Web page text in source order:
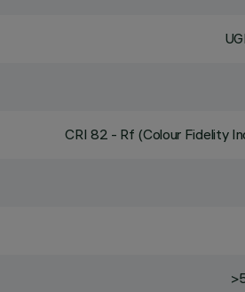
CRI 82 - Rf (Colour Fidelity